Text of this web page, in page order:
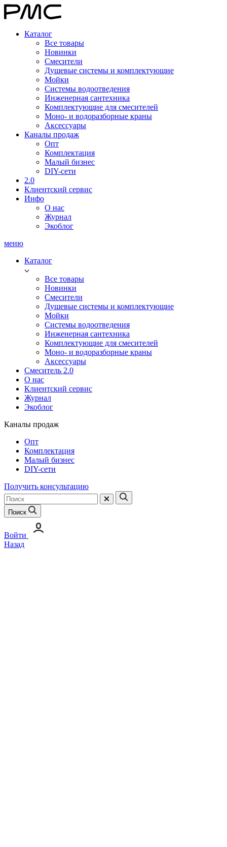
Каталог
Все товары
Новинки
Смесители
Душевые системы и комплектующие
Мойки
Системы водоотведения
Инженерная сантехника
Комплектующие для смесителей
Моно- и водоразборные краны
Аксессуары
Каналы продаж
Опт
Комплектация
Малый бизнес
DIY-сети
2.0
Клиентский сервис
Инфо
О нас
Журнал
Экоблог
меню
Каталог
Все товары
Новинки
Смесители
Душевые системы и комплектующие
Мойки
Системы водоотведения
Инженерная сантехника
Комплектующие для смесителей
Моно- и водоразборные краны
Аксессуары
Смеситель 2.0
О нас
Клиентский сервис
Журнал
Экоблог
Каналы продаж
Опт
Комплектация
Малый бизнес
DIY-сети
Получить консультацию
Поиск
Войти
Назад